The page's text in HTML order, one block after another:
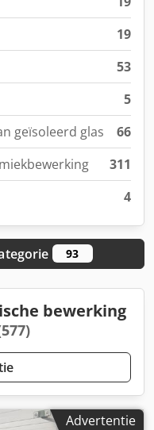
19
53
5
geïsoleerd glas
66
311
4
93
bewerking
Advertentie